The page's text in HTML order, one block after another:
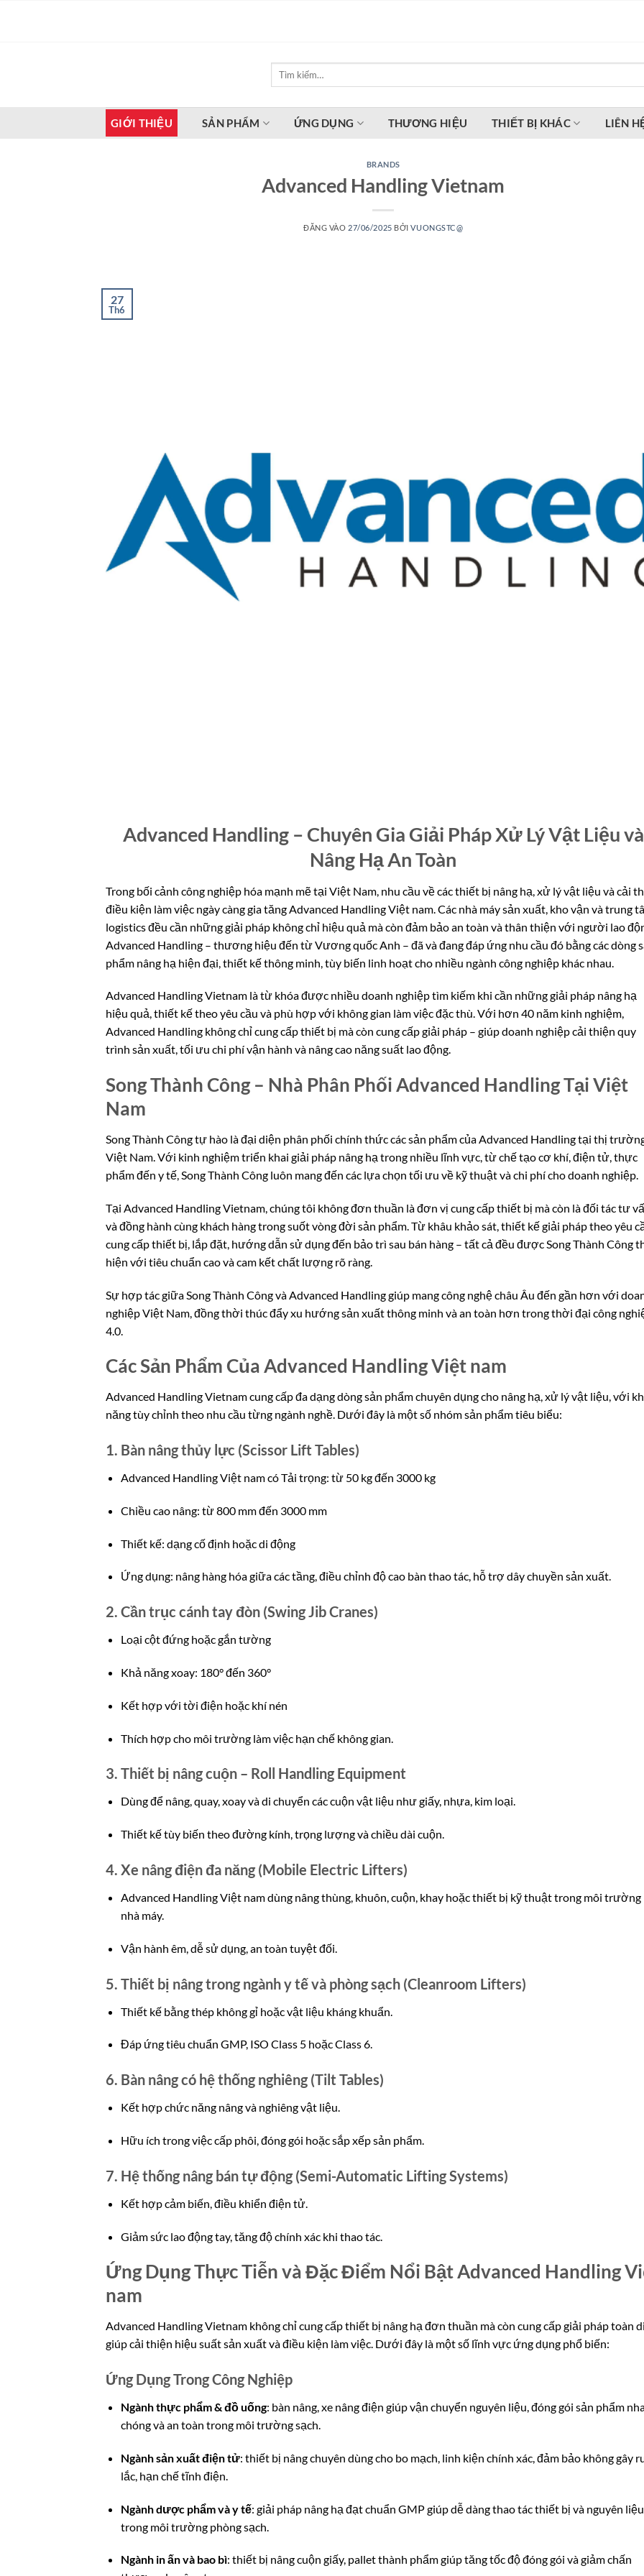
GIỚI THIỆU SẢN PHẨM ỨNG DỤNG THƯƠNG HIỆU THIẾT BỊ KHÁC LIÊN
BRANDS
Advanced Handling Vietnam
ĐĂNG VÀO 27/06/2025 BỞIVUONGSTC@
27
Th6
Advanced Handling – Chuyên Gia Giải Pháp Xử Lý Vật Liệu và
Nâng Hạ An Toàn
Trong bối cảnh công nghiệp hóa mạnh mẽ tại Việt Nam, nhu cầu về các thiết bị nâng hạ, xử lý vật liệu và cải
điều kiện làm việc ngày càng gia tăng Advanced Handling Việt nam. Các nhà máy sản xuất, kho vận và trung
logistics đều cần những giải pháp không chỉ hiệu quả mà còn đảm bảo an toàn và thân thiện với người lao
Advanced Handling – thương hiệu đến từ Vương quốc Anh – đã và đang đáp ứng nhu cầu đó bằng các dòng
phẩm nâng hạ hiện đại, thiết kế thông minh, tùy biến linh hoạt cho nhiều ngành công nghiệp khác nhau.
Advanced Handling Vietnam là từ khóa được nhiều doanh nghiệp tìm kiếm khi cần những giải pháp nâng hạ
hiệu quả, thiết kế theo yêu cầu và phù hợp với không gian làm việc đặc thù. Với hơn 40 năm kinh nghiệm,
Advanced Handling không chỉ cung cấp thiết bị mà còn cung cấp giải pháp – giúp doanh nghiệp cải thiện quy
trình sản xuất, tối ưu chi phí vận hành và nâng cao năng suất lao động.
Song Thành Công – Nhà Phân Phối Advanced Handling Tại Việt
Nam
Song Thành Công tự hào là đại diện phân phối chính thức các sản phẩm của Advanced Handling tại thị
Việt Nam. Với kinh nghiệm triển khai giải pháp nâng hạ trong nhiều lĩnh vực, từ chế tạo cơ khí, điện tử, thực
phẩm đến y tế, Song Thành Công luôn mang đến các lựa chọn tối ưu về kỹ thuật và chi phí cho doanh nghiệp.
Tại Advanced Handling Vietnam, chúng tôi không đơn thuần là đơn vị cung cấp thiết bị mà còn là đối tác tư
và đồng hành cùng khách hàng trong suốt vòng đời sản phẩm. Từ khâu khảo sát, thiết kế giải pháp theo yêu
cung cấp thiết bị, lắp đặt, hướng dẫn sử dụng đến bảo trì sau bán hàng – tất cả đều được Song Thành Công
hiện với tiêu chuẩn cao và cam kết chất lượng rõ ràng.
Sự hợp tác giữa Song Thành Công và Advanced Handling giúp mang công nghệ châu Âu đến gần hơn với
nghiệp Việt Nam, đồng thời thúc đẩy xu hướng sản xuất thông minh và an toàn hơn trong thời đại công
4.0.
Các Sản Phẩm Của Advanced Handling Việt nam
Advanced Handling Vietnam cung cấp đa dạng dòng sản phẩm chuyên dụng cho nâng hạ, xử lý vật liệu, với
năng tùy chỉnh theo nhu cầu từng ngành nghề. Dưới đây là một số nhóm sản phẩm tiêu biểu:
1. Bàn nâng thủy lực (Scissor Lift Tables)
Advanced Handling Việt nam có Tải trọng: từ 50 kg đến 3000 kg
Chiều cao nâng: từ 800 mm đến 3000 mm
Thiết kế: dạng cố định hoặc di động
Ứng dụng: nâng hàng hóa giữa các tầng, điều chỉnh độ cao bàn thao tác, hỗ trợ dây chuyền sản xuất.
2. Cần trục cánh tay đòn (Swing Jib Cranes)
Loại cột đứng hoặc gắn tường
Khả năng xoay: 180° đến 360°
Kết hợp với tời điện hoặc khí nén
Thích hợp cho môi trường làm việc hạn chế không gian.
3. Thiết bị nâng cuộn – Roll Handling Equipment
Dùng để nâng, quay, xoay và di chuyển các cuộn vật liệu như giấy, nhựa, kim loại.
Thiết kế tùy biến theo đường kính, trọng lượng và chiều dài cuộn.
4. Xe nâng điện đa năng (Mobile Electric Lifters)
Advanced Handling Việt nam dùng nâng thùng, khuôn, cuộn, khay hoặc thiết bị kỹ thuật trong môi trường
nhà máy.
Vận hành êm, dễ sử dụng, an toàn tuyệt đối.
5. Thiết bị nâng trong ngành y tế và phòng sạch (Cleanroom Lifters)
Thiết kế bằng thép không gỉ hoặc vật liệu kháng khuẩn.
Đáp ứng tiêu chuẩn GMP, ISO Class 5 hoặc Class 6.
6. Bàn nâng có hệ thống nghiêng (Tilt Tables)
Kết hợp chức năng nâng và nghiêng vật liệu.
Hữu ích trong việc cấp phôi, đóng gói hoặc sắp xếp sản phẩm.
7. Hệ thống nâng bán tự động (Semi-Automatic Lifting Systems)
Kết hợp cảm biến, điều khiển điện tử.
Giảm sức lao động tay, tăng độ chính xác khi thao tác.
Ứng Dụng Thực Tiễn và Đặc Điểm Nổi Bật Advanced Handling
nam
Advanced Handling Vietnam không chỉ cung cấp thiết bị nâng hạ đơn thuần mà còn cung cấp giải pháp toàn
giúp cải thiện hiệu suất sản xuất và điều kiện làm việc. Dưới đây là một số lĩnh vực ứng dụng phổ biến:
Ứng Dụng Trong Công Nghiệp
Ngành thực phẩm & đồ uống: bàn nâng, xe nâng điện giúp vận chuyển nguyên liệu, đóng gói sản phẩm
chóng và an toàn trong môi trường sạch.
Ngành sản xuất điện tử: thiết bị nâng chuyên dùng cho bo mạch, linh kiện chính xác, đảm bảo không gây
lắc, hạn chế tĩnh điện.
Ngành dược phẩm và y tế: giải pháp nâng hạ đạt chuẩn GMP giúp dễ dàng thao tác thiết bị và nguyên liệu
trong môi trường phòng sạch.
Ngành in ấn và bao bì: thiết bị nâng cuộn giấy, pallet thành phẩm giúp tăng tốc độ đóng gói và giảm chấn